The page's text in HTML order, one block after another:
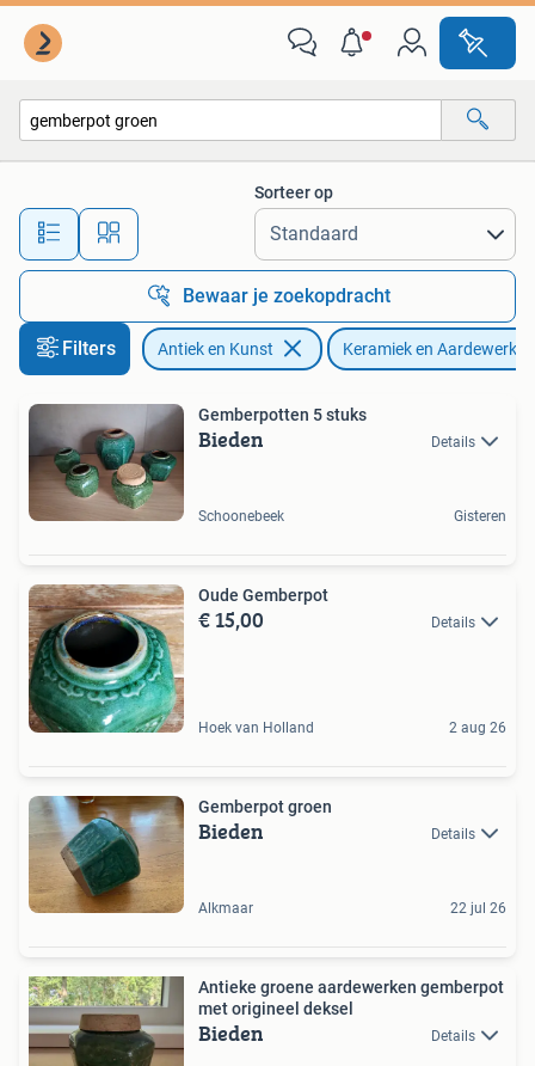
Alle afstanden…
Sorteer op
Bewaar je zoekopdracht
Filters Antiek en Kunst Keramiek en Aardewerk
Gemberpotten 5 stuks
Bieden Details
Schoonebeek Gisteren
Oude Gemberpot
€ 15,00 Details
Hoek van Holland 2 aug 26
Gemberpot groen
Bieden Details
Alkmaar 22 jul 26
Antieke groene aardewerken gemberpot
met origineel deksel
Bieden Details